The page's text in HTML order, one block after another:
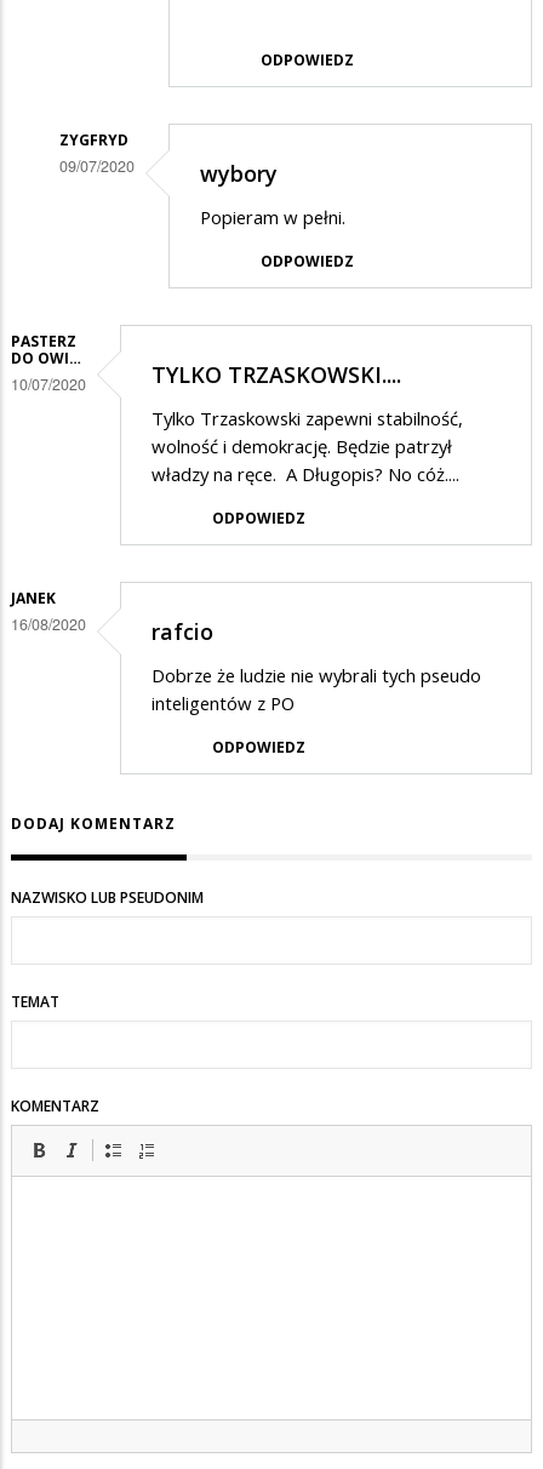
na
Tylko
ODPOWIEDZ
ZYGFRYD
09/07/2020
odpowiedzi
na
Trzaskowski...
wybory
Popieram w pełni.
ODPOWIEDZ
PASTERZ
DO OWI…
10/07/2020 TYLKO TRZASKOWSKI....
Tylko Trzaskowski zapewni stabilność,
wolność i demokrację. Będzie patrzył
władzy na ręce. A Długopis? No cóż....
ODPOWIEDZ
JANEK
16/08/2020 rafcio
Dobrze że ludzie nie wybrali tych pseudo
inteligentów z PO
ODPOWIEDZ
DODAJ KOMENTARZ
NAZWISKO LUB PSEUDONIM
TEMAT
KOMENTARZ